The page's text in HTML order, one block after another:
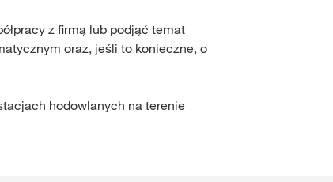
SIĘ
tematy
z firmą lub podjąć temat
oraz, jeśli to konieczne, o
hodowlanych na terenie